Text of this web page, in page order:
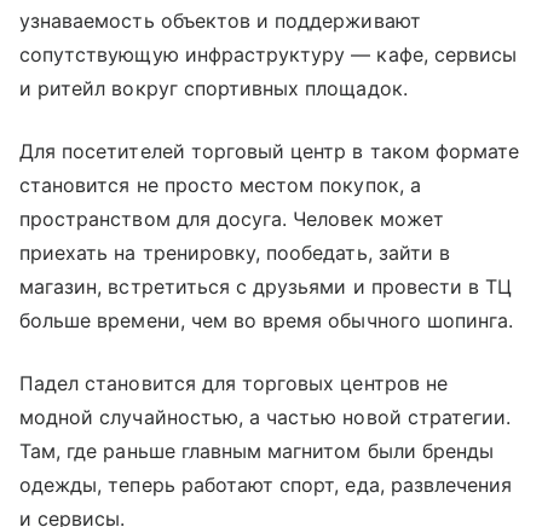
узнаваемость объектов и поддерживают
сопутствующую инфраструктуру — кафе, сервисы
и ритейл вокруг спортивных площадок.
Для посетителей торговый центр в таком формате
становится не просто местом покупок, а
пространством для досуга. Человек может
приехать на тренировку, пообедать, зайти в
магазин, встретиться с друзьями и провести в ТЦ
больше времени, чем во время обычного шопинга.
Падел становится для торговых центров не
модной случайностью, а частью новой стратегии.
Там, где раньше главным магнитом были бренды
одежды, теперь работают спорт, еда, развлечения
и сервисы.